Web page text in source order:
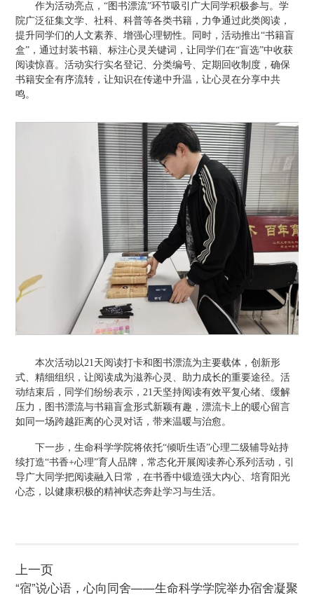
作为活动亮点，“图书漂流”环节吸引广大同学积极参与。学
院广泛征集文学、社科、科普等各类书籍，力争通过此类阅读，
提升同学们的人文素养、增强心理韧性。同时，活动推出“书籍盲
盒”，通过封装书籍、标注心灵关键词，让同学们在“盲选”中收获
阅读惊喜。活动实行实名登记、分类编号、定期回收制度，确保
书籍安全有序流转，让知识在传递中升温，让心灵在分享中共
鸣。
本次活动以21天阅读打卡和图书漂流为主要载体，创新形
式、精细组织，让阅读成为滋养心灵、助力成长的重要途径。活
动结束后，同学们纷纷表示，21天坚持阅读有效平复心绪、缓解
压力，图书漂流与书籍盲盒形式新颖有趣，漂流卡上的暖心留言
如同一场跨越距离的心灵对话，带来温暖与治愈。
下一步，生命科学学院将依托“倾听生语”心理二级辅导站持
续打造“书香+心理”育人品牌，常态化开展阅读养心系列活动，引
导广大同学把阅读融入日常，在书香中锻造强大内心、培育阳光
心态，以健康积极的精神状态奔赴学习与生活。
上一页
“宿”说心语，心向同舍——生命科学学院举办宿舍凝聚